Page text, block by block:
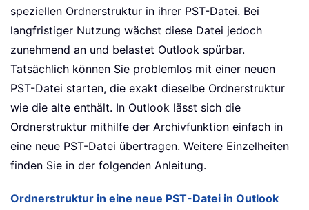
speziellen Ordnerstruktur in ihrer PST-Datei. Bei
langfristiger Nutzung wächst diese Datei jedoch
zunehmend an und belastet Outlook spürbar.
Tatsächlich können Sie problemlos mit einer neuen
PST-Datei starten, die exakt dieselbe Ordnerstruktur
wie die alte enthält. In Outlook lässt sich die
Ordnerstruktur mithilfe der Archivfunktion einfach in
eine neue PST-Datei übertragen. Weitere Einzelheiten
finden Sie in der folgenden Anleitung.
Ordnerstruktur in eine neue PST-Datei in Outlook